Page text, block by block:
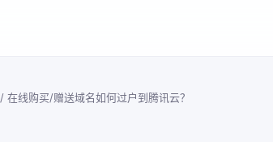
/ 在线购买/赠送域名如何过户到腾讯云？